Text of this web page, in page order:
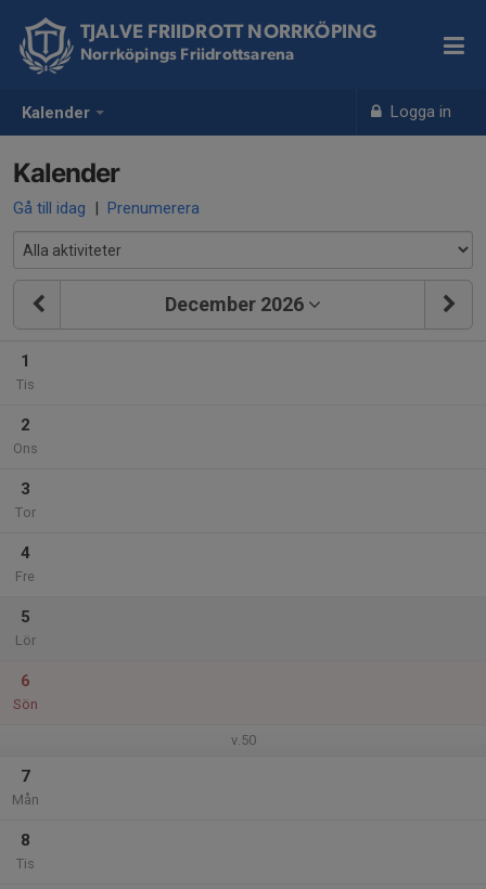
Kalender Logga in
TJALVE FRIIDROTT NORRKÖPING
Norrköpings Friidrottsarena
Kalender
Gå till idag | Prenumerera
December 2026
1
Tis
2
Ons
3
Tor
4
Fre
5
Lör
6
Sön
v.50
7
Mån
8
Tis